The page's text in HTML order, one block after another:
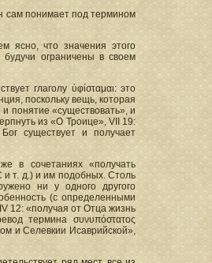
сам понимает под термином
ясно, что значения этого
ограничены в своем
глаголу ὑφίσταμαι: это
поскольку вещь, которая
понятие «существовать», и
из «О Троице», VII 19:
существует и получает
в сочетаниях «получать
и т. д.) и им подобных. Столь
ни у одного другого
(с определенными
12: «получая от Отца жизнь
термина συνυπόστατος
и Селевкии Исаврийской»,